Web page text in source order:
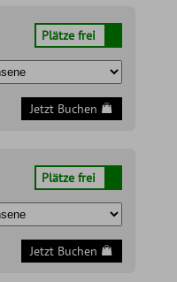
Plätze frei
Jetzt Buchen
Plätze frei
Jetzt Buchen